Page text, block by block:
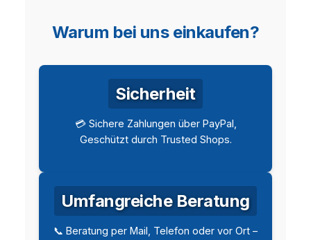
Warum bei uns einkaufen?
Sicherheit
💳 Sichere Zahlungen über PayPal,
Geschützt durch Trusted Shops.
Umfangreiche Beratung
📞 Beratung per Mail, Telefon oder vor Ort –